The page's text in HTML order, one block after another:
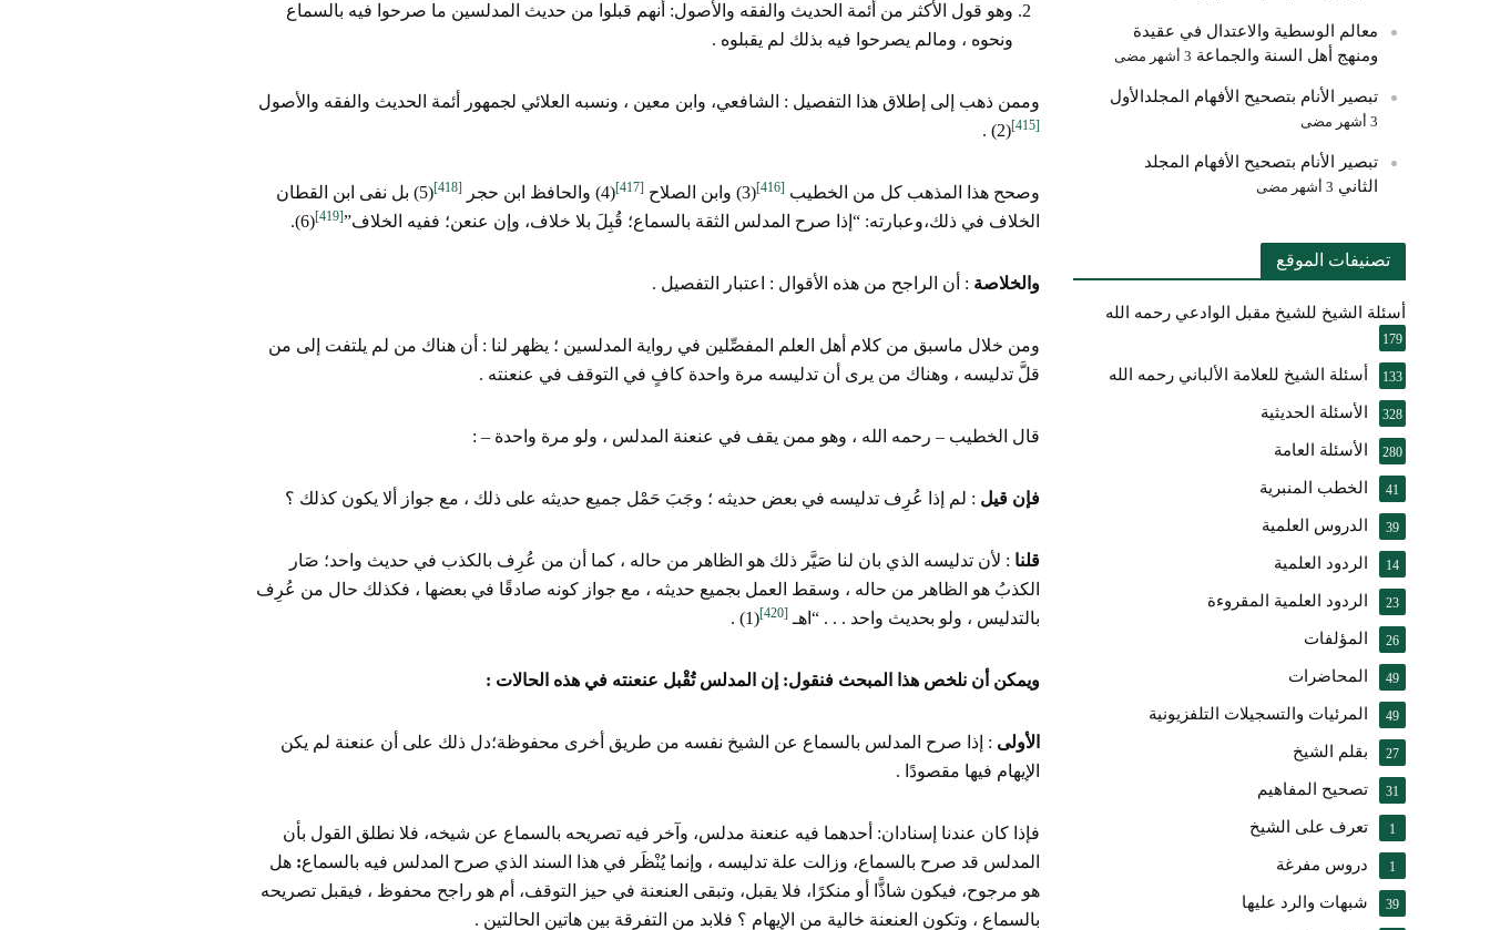
وهو قول الأكثر من أئمة الحديث والفقه والأصول: أنهم قبلوا من حديث المدلسين ما صرحوا فيه بالسماع
ونحوه ، ومالم يصرحوا فيه بذلك لم يقبلوه .
وممن ذهب إلى إطلاق هذا التفصيل : الشافعي، وابن معين ، ونسبه العلائي لجمهور أئمة الحديث والفقه والأصول
[415]
(2) .
وصحح هذا المذهب كل من الخطيب [416] (3) وابن الصلاح [417] (4) والحافظ ابن حجر [418]
(5) بل نفى ابن القطان
الخلاف في ذلك،وعبارته: “إذا صرح المدلس الثقة بالسماع؛ قُبِلَ بلا خلاف، وإن عنعن؛ ففيه الخلاف”[419]
(6).
والخلاصة : أن الراجح من هذه الأقوال : اعتبار التفصيل .
ومن خلال ماسبق من كلام أهل العلم المفصِّلين في رواية المدلسين ؛ يظهر لنا : أن هناك من لم يلتفت إلى من
قلَّ تدليسه ، وهناك من يرى أن تدليسه مرة واحدة كافٍ في التوقف في عنعنته .
قال الخطيب – رحمه الله ، وهو ممن يقف في عنعنة المدلس ، ولو مرة واحدة – :
فإن قيل : لم إذا عُرِف تدليسه في بعض حديثه ؛ وجَبَ حَمْل جميع حديثه على ذلك ، مع جواز ألا يكون كذلك ؟
قلنا : لأن تدليسه الذي بان لنا صَيَّر ذلك هو الظاهر من حاله ، كما أن من عُرِف بالكذب في حديث واحد؛ صَار
الكذبُ هو الظاهر من حاله ، وسقط العمل بجميع حديثه ، مع جواز كونه صادقًا في بعضها ، فكذلك حال من عُرِف
بالتدليس ، ولو بحديث واحد . . . “اهـ [420]
(1) .
ويمكن أن نلخص هذا المبحث فنقول: إن المدلس تُقْبل عنعنته في هذه الحالات :
الأولى : إذا صرح المدلس بالسماع عن الشيخ نفسه من طريق أخرى محفوظة؛دل ذلك على أن عنعنة لم يكن
الإيهام فيها مقصودًا .
فإذا كان عندنا إسنادان: أحدهما فيه عنعنة مدلس، وآخر فيه تصريحه بالسماع عن شيخه، فلا نطلق القول بأن
المدلس قد صرح بالسماع، وزالت علة تدليسه ، وإنما يُنْظَر في هذا السند الذي صرح المدلس فيه بالسماع: هل
هو مرجوح، فيكون شاذًّا أو منكرًا، فلا يقبل، وتبقى العنعنة في حيز التوقف، أم هو راجح محفوظ ، فيقبل تصريحه
بالسماع ، وتكون العنعنة خالية من الإيهام ؟ فلابد من التفرقة بين هاتين الحالتين .
معالم الوسطية والاعتدال في عقيدة
ومنهج أهل السنة والجماعة 3 أشهر مضى
تبصير الأنام بتصحيح الأفهام المجلدالأول
3 أشهر مضى
تبصير الأنام بتصحيح الأفهام المجلد
الثاني 3 أشهر مضى
تصنيفات الموقع
أسئلة الشيخ للشيخ مقبل الوادعي رحمه الله
179
أسئلة الشيخ للعلامة الألباني رحمه الله 133
الأسئلة الحديثية 328
الأسئلة العامة 280
الخطب المنبرية 41
الدروس العلمية 39
الردود العلمية 14
الردود العلمية المقروءة 23
المؤلفات 26
المحاضرات 49
المرئيات والتسجيلات التلفزيونية 49
بقلم الشيخ 27
تصحيح المفاهيم 31
تعرف على الشيخ 1
دروس مفرغة 1
شبهات والرد عليها 39